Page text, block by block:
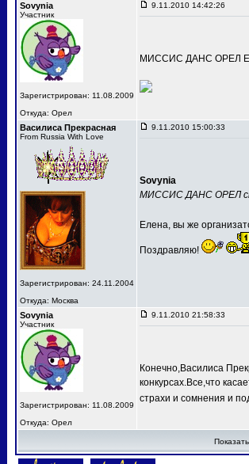
Sovynia
Участник
Зарегистрирован: 11.08.2009
Откуда: Орел
9.11.2010 14:42:26
МИССИС ДАНС ОРЕЛ
Василиса Прекрасная
From Russia With Love
Зарегистрирован: 24.11.2004
Откуда: Москва
9.11.2010 15:00:33
Sovynia
МИССИС ДАНС ОРЕЛ
Елена, вы же
Поздравляю!
Sovynia
Участник
Зарегистрирован: 11.08.2009
Откуда: Орел
9.11.2010 21:58:33
Конечно,Василиса
конкурсах.Все,что
страхи и сомнения и